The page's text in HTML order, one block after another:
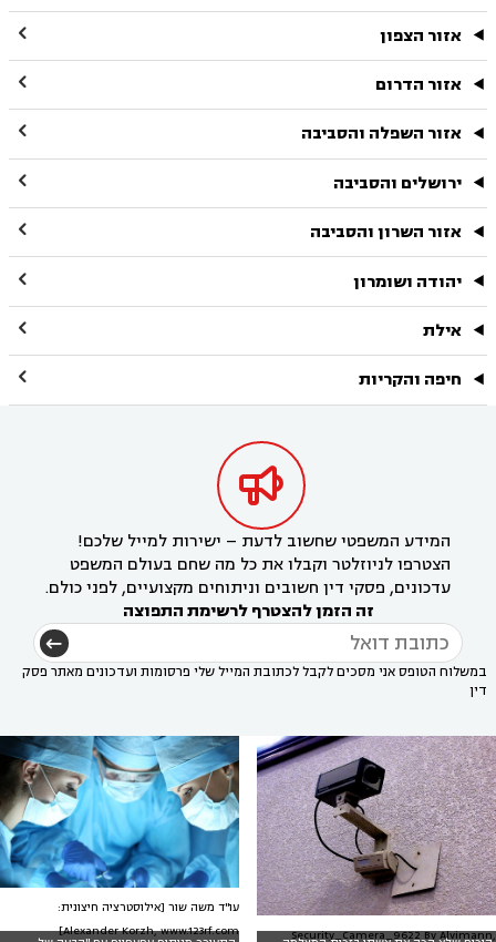
אזור הצפון 
אזור הדרום 
אזור השפלה והסביבה 
ירושלים והסביבה 
אזור השרון והסביבה 
יהודה ושומרון 
אילת 
חיפה והקריות 

המידע המשפטי שחשוב לדעת – ישירות למייל שלכם!
הצטרפו לניוזלטר וקבלו את כל מה שחם בעולם המשפט
עדכונים, פסקי דין חשובים וניתוחים מקצועיים, לפני כולם.
זה הזמן להצטרף לרשימת התפוצה
במשלוח הטופס אני מסכים לקבל לכתובת המייל שלי פרסומות ועדכונים מאתר פסק
דין
Security_Camera_9622 By Alvimann,
עו"ד משה שור [אילוסטרציה חיצונית:
Alexander Korzh, www.123rf.com]